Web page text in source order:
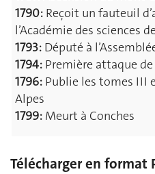
1790: Reçoit un fauteuil
l’Académie des sciences
1793: Député à
1794: Première attaque
1796: Publie les tomes III
Alpes
1799: Meurt à Conches
Télécharger en format